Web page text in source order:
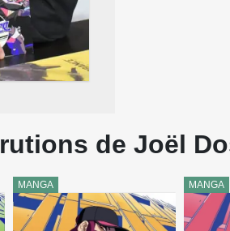
de Joël
MANGA MANGA